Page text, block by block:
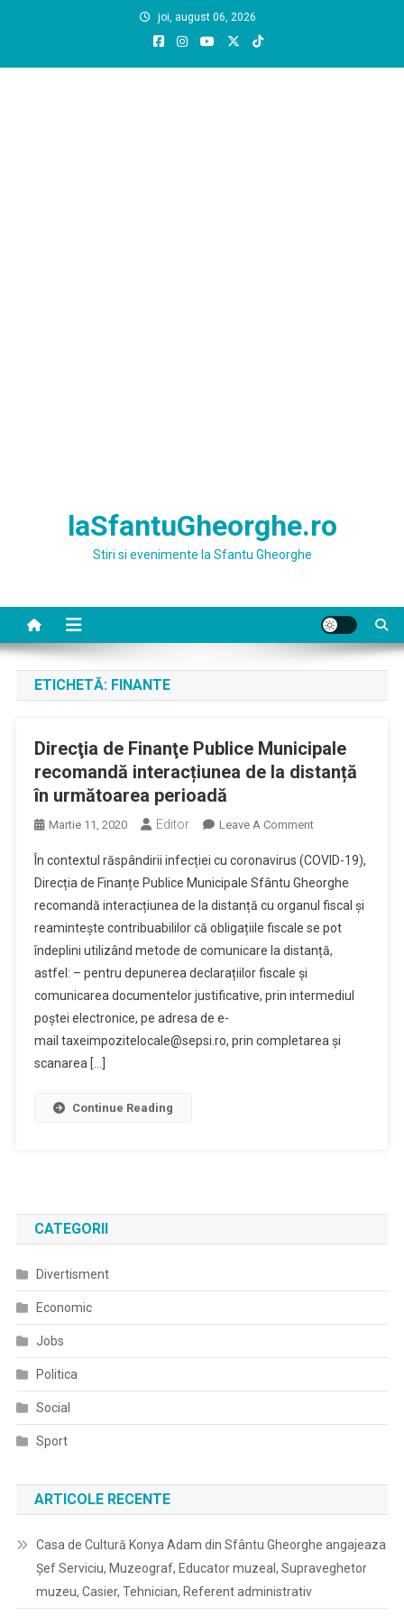
joi, august 06, 2026
laSfantuGheorghe.ro
Stiri si evenimente la Sfantu Gheorghe
ETICHETĂ: FINANTE
Direcţia de Finanţe Publice Municipale
recomandă interacțiunea de la distanță
în următoarea perioadă
Martie 11, 2020 Editor Leave A CommentOn
De
Finanţe
Publice
Municipale
Recomandă
De
În contextul răspândirii infecției cu coronavirus (COVID-19),
Direcția de Finanțe Publice Municipale Sfântu Gheorghe
recomandă interacțiunea de la distanță cu organul fiscal și
reamintește contribuabililor că obligațiile fiscale se pot
îndeplini utilizând metode de comunicare la distanță,
astfel: – pentru depunerea declarațiilor fiscale și
comunicarea documentelor justificative, prin intermediul
poștei electronice, pe adresa de e-
mail taxeimpozitelocale@sepsi.ro, prin completarea și
scanarea […]
Continue Reading
CATEGORII
Divertisment
Economic
Jobs
Politica
Social
Sport
ARTICOLE RECENTE
Casa de Cultură Konya Adam din Sfântu Gheorghe angajeaza
Șef Serviciu, Muzeograf, Educator muzeal, Supraveghetor
muzeu, Casier, Tehnician, Referent administrativ